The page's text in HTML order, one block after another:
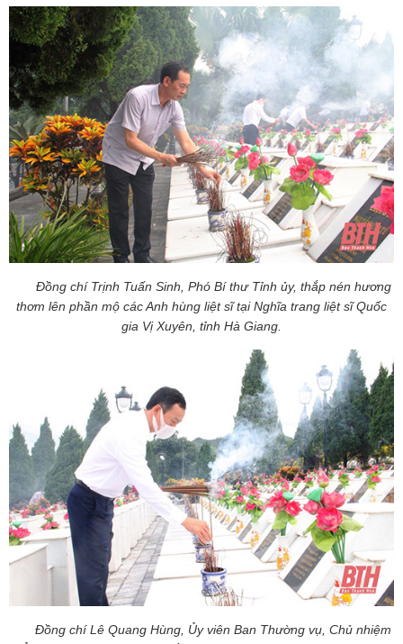
Đồng chí Trịnh Tuấn Sinh, Phó Bí thư Tỉnh ủy, thắp nén hương
thơm lên phần mộ các Anh hùng liệt sĩ tại Nghĩa trang liệt sĩ Quốc
gia Vị Xuyên, tỉnh Hà Giang.
Đồng chí Lê Quang Hùng, Ủy viên Ban Thường vụ, Chủ nhiệm